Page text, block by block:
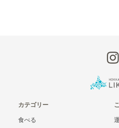
カテゴリー
食べる